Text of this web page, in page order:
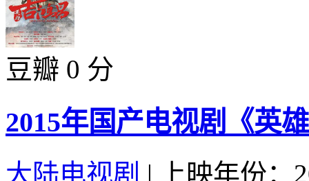
豆瓣 0 分
2015年国产电视剧《英
大陆电视剧 |
上映年份：